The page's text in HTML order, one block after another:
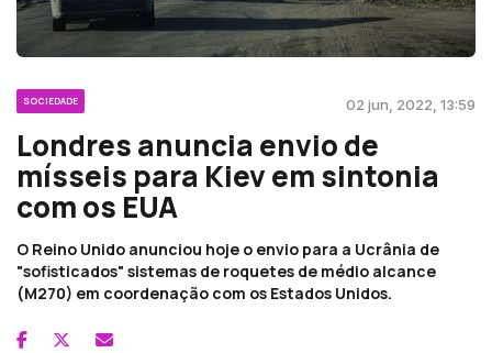
SOCIEDADE 02 jun, 2022, 13:59
Londres anuncia envio de
mísseis para Kiev em sintonia
com os EUA
O Reino Unido anunciou hoje o envio para a Ucrânia de
"sofisticados" sistemas de roquetes de médio alcance
(M270) em coordenação com os Estados Unidos.